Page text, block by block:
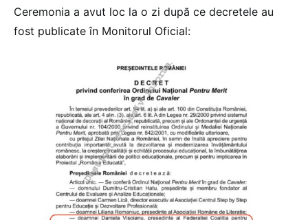
Ceremonia a avut loc la o zi după ce decretele au
fost publicate în Monitorul Oficial: